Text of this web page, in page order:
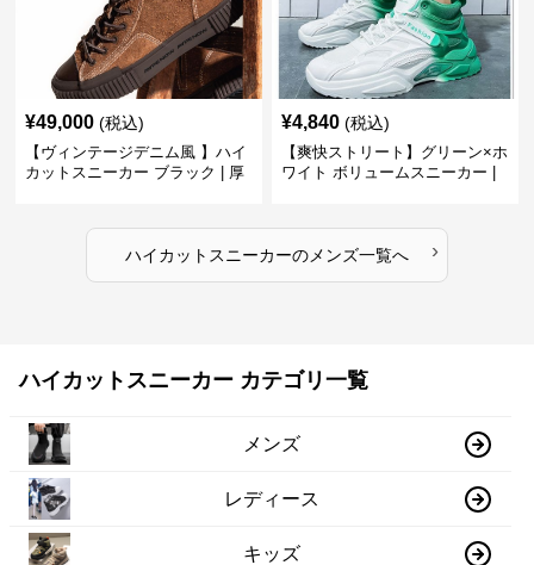
¥49,000 (税込)
【ヴィンテージデニム風 】ハイ
カットスニーカー ブラック | 厚
¥4,840 (税込)
【爽快ストリート】グリーン×ホ
ワイト ボリュームスニーカー |
ハイカットスニーカーのメンズ一覧へ ›
ハイカットスニーカー カテゴリ一覧
メンズ
レディース
キッズ